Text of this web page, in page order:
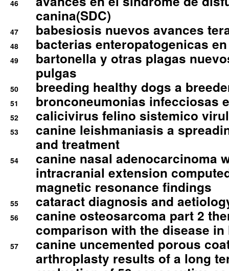
46
canina(SDC)
47 babesiosis nuevos avances
48 bacterias enteropatogenicas
49
bartonella y otras plagas
pulgas
50 breeding healthy dogs a
51 bronconeumonias infecciosas
52 calicivirus felino sistemico
53
canine leishmaniasis a
and treatment
54
canine nasal adenocarcinoma
intracranial extension
magnetic resonance findings
55 cataract diagnosis and
56
canine osteosarcoma part 2
comparison with the disease in
57
canine uncemented porous
arthroplasty results of a long